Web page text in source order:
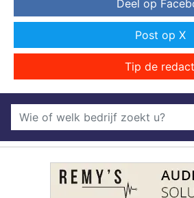
Deel op
Post op X
Tip de